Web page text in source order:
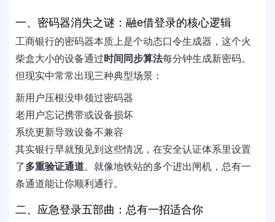
一、密码器消失之谜：融e借登录的核心逻辑
工商银行的密码器本质上是个动态口令生成器，这个火
柴盒大小的设备通过 时间同步算法每分钟生成新密码。
但现实中常常出现三种典型场景：
新用户压根没申领过密码器
老用户忘记携带或设备损坏
系统更新导致设备不兼容
其实银行早就预见到这些情况，在安全认证体系里设置
了多重验证通道。就像地铁站的多个进出闸机，总有一
条通道能让你顺利通行。
二、应急登录五部曲：总有一招适合你